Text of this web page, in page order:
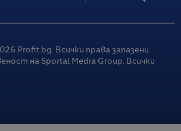
Profit.bg. Всички права запазени.
на Sportal Media Group. Всички